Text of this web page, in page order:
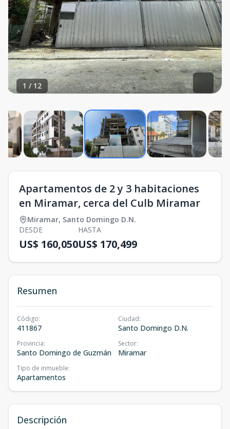
1 / 12
Apartamentos de 2 y 3 habitaciones
en Miramar, cerca del Culb Miramar
Miramar, Santo Domingo D.N.
DESDE
US$ 160,050
HASTA
US$ 170,499
Resumen
Código:
411867
Ciudad:
Santo Domingo D.N.
Provincia:
Santo Domingo de Guzmán
Sector:
Miramar
Tipo de inmueble:
Apartamentos
Descripción